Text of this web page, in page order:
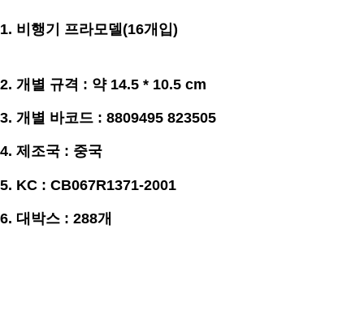
1. 비행기 프라모델(16개입)
2. 개별 규격 : 약 14.5 * 10.5 cm
3. 개별 바코드 : 8809495 823505
4. 제조국 : 중국
5. KC : CB067R1371-2001
6. 대박스 : 288개